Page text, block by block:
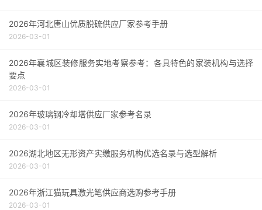
2026年河北唐山优质脱硫供应厂家参考手册
2026-03-01
2026年襄城区装修服务实地考察参考：各具特色的家装机构与选择
要点
2026-03-01
2026年玻璃钢冷却塔供应厂家参考名录
2026-03-01
2026湖北地区无形资产实缴服务机构优选名录与选型解析
2026-03-01
2026年浙江猫玩具激光笔供应商选购参考手册
2026-03-01